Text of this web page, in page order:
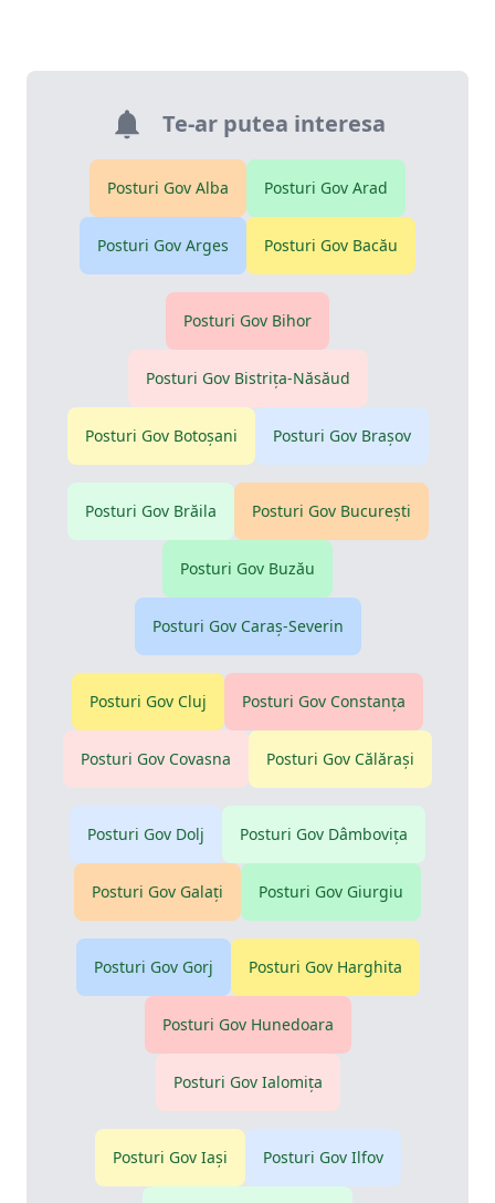
Te-ar putea interesa
Posturi Gov Alba Posturi Gov Arad
Posturi Gov Arges Posturi Gov Bacău
Posturi Gov Bihor
Posturi Gov Bistriţa-Năsăud
Posturi Gov Botoşani Posturi Gov Braşov
Posturi Gov Brăila Posturi Gov Bucureşti
Posturi Gov Buzău
Posturi Gov Caraş-Severin
Posturi Gov Cluj Posturi Gov Constanţa
Posturi Gov Covasna Posturi Gov Călăraşi
Posturi Gov Dolj Posturi Gov Dâmboviţa
Posturi Gov Galaţi Posturi Gov Giurgiu
Posturi Gov Gorj Posturi Gov Harghita
Posturi Gov Hunedoara
Posturi Gov Ialomiţa
Posturi Gov Iaşi Posturi Gov Ilfov